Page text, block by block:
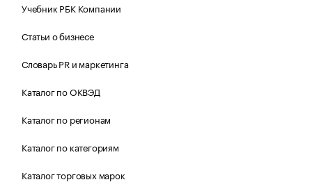
Учебник РБК Компании
Статьи о бизнесе
Словарь PR и маркетинга
Каталог по ОКВЭД
Каталог по регионам
Каталог по категориям
Каталог торговых марок